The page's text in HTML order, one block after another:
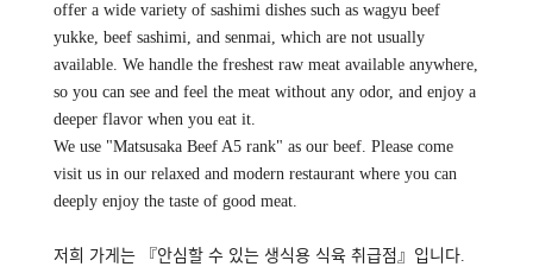
offer a wide variety of sashimi dishes such as wagyu beef
yukke, beef sashimi, and senmai, which are not usually
available. We handle the freshest raw meat available anywhere,
so you can see and feel the meat without any odor, and enjoy a
deeper flavor when you eat it.
We use "Matsusaka Beef A5 rank" as our beef. Please come
visit us in our relaxed and modern restaurant where you can
deeply enjoy the taste of good meat.
저희 가게는 『안심할 수 있는 생식용 식육 취급점』입니다.